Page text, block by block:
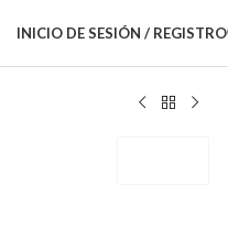
INICIO DE SESIÓN / REGISTRO